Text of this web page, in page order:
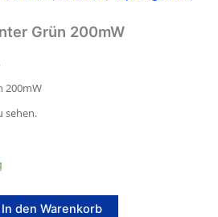
Grün 200mW
200mW
sehen.
In den Warenkorb